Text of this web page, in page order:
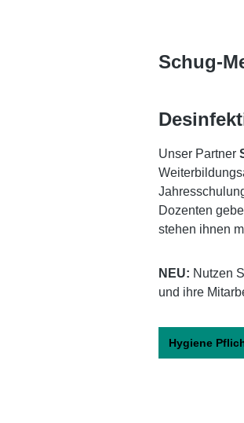
Schug-
Unser Partner
Dozenten
stehen ihnen
NEU: Nutzen
und ihre
Hygiene